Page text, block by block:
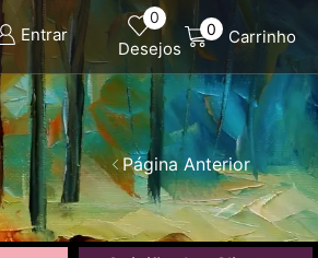
Entrar
0
Desejos
0 Carrinho
Página Anterior